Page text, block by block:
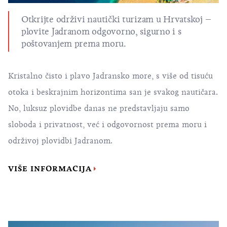
Otkrijte održivi nautički turizam u Hrvatskoj –
plovite Jadranom odgovorno, sigurno i s
poštovanjem prema moru.
Kristalno čisto i plavo Jadransko more, s više od tisuću
otoka i beskrajnim horizontima san je svakog nautičara.
No, luksuz plovidbe danas ne predstavljaju samo
sloboda i privatnost, već i odgovornost prema moru i
održivoj plovidbi Jadranom.
VIŠE INFORMACIJA